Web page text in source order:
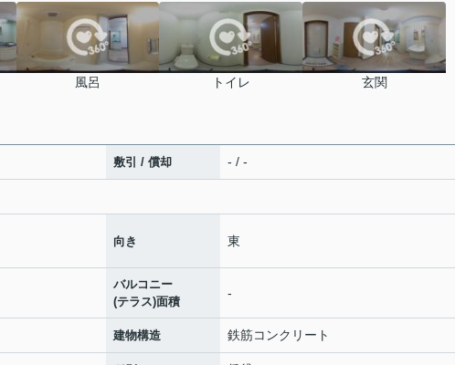
風呂 トイレ 玄関
敷引 / 償却 - / -
向き 東
バルコニー
(テラス)面積
-
建物構造 鉄筋コンクリート